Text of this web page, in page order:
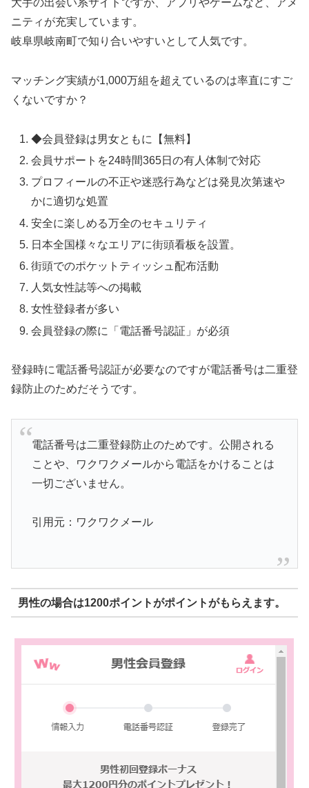
大手の出会い系サイトですが、アプリやゲームなど、アメ
ニティが充実しています。
岐阜県岐南町で知り合いやすいとして人気です。
マッチング実績が1,000万組を超えているのは率直にすご
くないですか？
◆会員登録は男女ともに【無料】
会員サポートを24時間365日の有人体制で対応
プロフィールの不正や迷惑行為などは発見次第速や
かに適切な処置
安全に楽しめる万全のセキュリティ
日本全国様々なエリアに街頭看板を設置。
街頭でのポケットティッシュ配布活動
人気女性誌等への掲載
女性登録者が多い
会員登録の際に「電話番号認証」が必須
登録時に電話番号認証が必要なのですが電話番号は二重登
録防止のためだそうです。
電話番号は二重登録防止のためです。公開される
ことや、ワクワクメールから電話をかけることは
一切ございません。
引用元：ワクワクメール
男性の場合は1200ポイントがポイントがもらえます。